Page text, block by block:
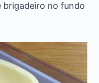
brigadeiro no fundo